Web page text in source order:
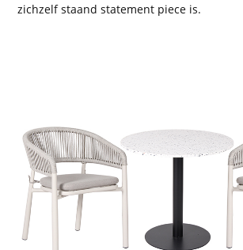
zichzelf staand statement piece is.